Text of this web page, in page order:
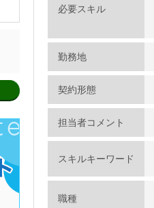
必要スキル
勤務地
契約形態
担当者コメント
スキルキーワード
職種